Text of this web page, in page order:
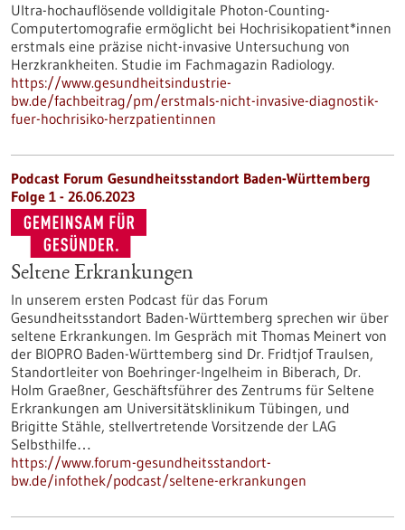
Ultra-hochauflösende volldigitale Photon-Counting-
Computertomografie ermöglicht bei Hochrisikopatient*innen
erstmals eine präzise nicht-invasive Untersuchung von
Herzkrankheiten. Studie im Fachmagazin Radiology.
https://www.gesundheitsindustrie-
bw.de/fachbeitrag/pm/erstmals-nicht-invasive-diagnostik-
fuer-hochrisiko-herzpatientinnen
Podcast Forum Gesundheitsstandort Baden-Württemberg
Folge 1 - 26.06.2023
Seltene Erkrankungen
In unserem ersten Podcast für das Forum
Gesundheitsstandort Baden-Württemberg sprechen wir über
seltene Erkrankungen. Im Gespräch mit Thomas Meinert von
der BIOPRO Baden-Württemberg sind Dr. Fridtjof Traulsen,
Standortleiter von Boehringer-Ingelheim in Biberach, Dr.
Holm Graeßner, Geschäftsführer des Zentrums für Seltene
Erkrankungen am Universitätsklinikum Tübingen, und
Brigitte Stähle, stellvertretende Vorsitzende der LAG
Selbsthilfe…
https://www.forum-gesundheitsstandort-
bw.de/infothek/podcast/seltene-erkrankungen